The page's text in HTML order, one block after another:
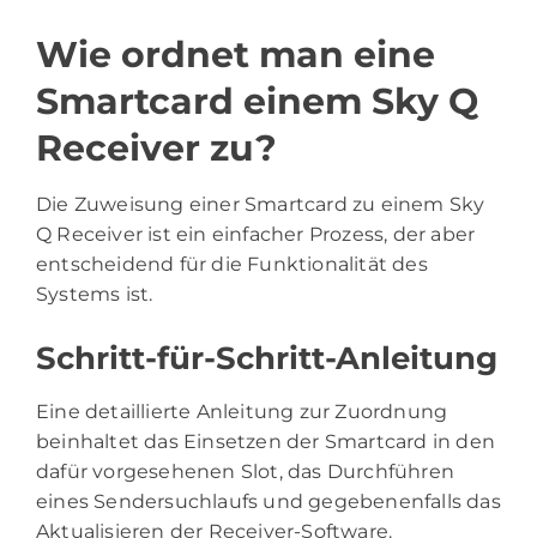
Wie ordnet man eine
Smartcard einem Sky Q
Receiver zu?
Die Zuweisung einer Smartcard zu einem Sky
Q Receiver ist ein einfacher Prozess, der aber
entscheidend für die Funktionalität des
Systems ist.
Schritt-für-Schritt-Anleitung
Eine detaillierte Anleitung zur Zuordnung
beinhaltet das Einsetzen der Smartcard in den
dafür vorgesehenen Slot, das Durchführen
eines Sendersuchlaufs und gegebenenfalls das
Aktualisieren der Receiver-Software.